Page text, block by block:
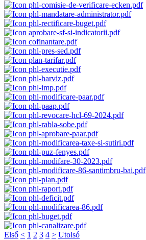
phl-comisie-de-verificare-ecken.pdf
phl-mandatare-administrator.pdf
phl-rectificare-buget.pdf
aprobare-sf-si-indicatorii.pdf
cofinantare.pdf
phl-pres-sed.pdf
plan-tarifar.pdf
phl-executie.pdf
phl-harviz.pdf
phl-imp.pdf
phl-modificare-paar.pdf
phl-paap.pdf
phl-revocare-hcl-69-2024.pdf
phl-rabla-sobe.pdf
phl-aprobare-paar.pdf
phl-modificarea-taxe-si-sutiri.pdf
phl-puz-fenyes.pdf
phl-modifare-30-2023.pdf
phl-modificare-86-santimbru-bai.pdf
phl-plan.pdf
phl-raport.pdf
phl-deficit.pdf
phl-modificarea-86.pdf
phl-buget.pdf
phl-canalizare.pdf
Első < 1 2 3 4 > Utolsó